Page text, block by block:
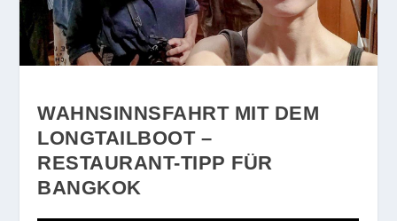
WAHNSINNSFAHRT MIT DEM
LONGTAILBOOT –
RESTAURANT-TIPP FÜR
BANGKOK